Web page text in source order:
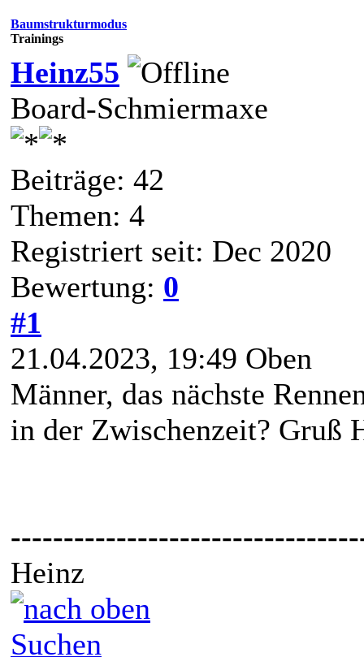
Baumstrukturmodus
Trainings
Heinz55
Board-Schmiermaxe
Beiträge: 42
Themen: 4
Registriert seit: Dec 2020
Bewertung: 0
#1
21.04.2023, 19:49 Oben
Männer, das nächste
in der Zwischenzeit? Gruß
Heinz
Suchen